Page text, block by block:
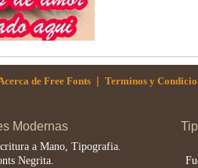
de Free Fonts | Terminos y
Modernas
a Mano, Tipografia.
Negrita.